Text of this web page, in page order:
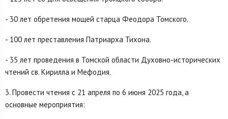
- 30 лет обретения мощей старца Феодора Томского.
- 100 лет преставления Патриарха Тихона.
- 35 лет проведения в Томской области Духовно-исторических
чтений св. Кирилла и Мефодия.
3. Провести чтения с 21 апреля по 6 июня 2025 года, а
основные мероприятия: